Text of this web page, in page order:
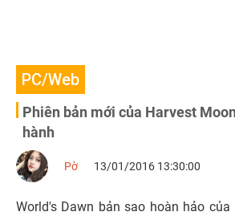
PC/Web
Phiên bản mới của Harvest
hành
Pờ 13/01/2016 13:30:00
World's Dawn bản sao hoàn hảo của